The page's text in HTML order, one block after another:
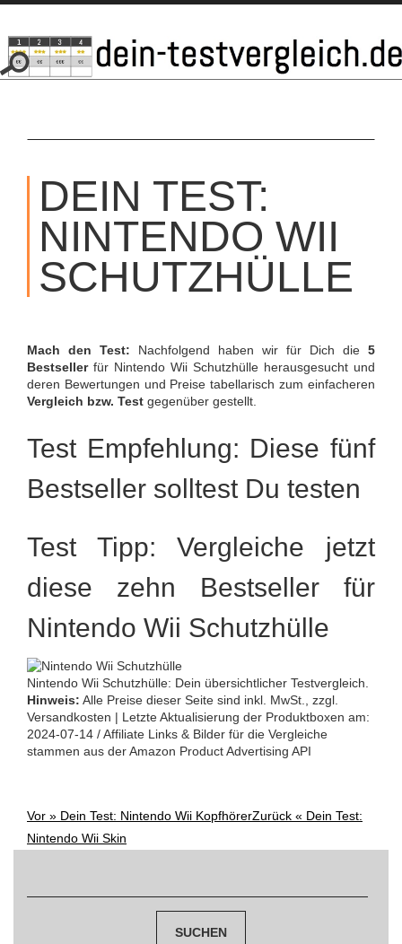
SKIP
CONTENT
DEIN TEST:
NINTENDO WII
SCHUTZHÜLLE
Mach den Test: Nachfolgend haben wir für Dich die 5
Bestsellerfür Nintendo Wii Schutzhülle herausgesucht und
deren Bewertungen und Preise tabellarisch zum einfacheren
Vergleich bzw. Test gegenüber gestellt.
Test Empfehlung: Diese fünf
Bestseller solltest Du testen
Test Tipp: Vergleiche jetzt
diese zehn Bestseller für
Nintendo Wii Schutzhülle
Nintendo Wii Schutzhülle: Dein übersichtlicher Testvergleich.
Hinweis: Alle Preise dieser Seite sind inkl. MwSt., zzgl.
Versandkosten | Letzte Aktualisierung der Produktboxen am:
2024-07-14 / Affiliate Links & Bilder für die Vergleiche
stammen aus der Amazon Product Advertising API
Post
Vor » Dein Test: Nintendo Wii KopfhörerZurück « Dein Test:
Nintendo Wii Skin